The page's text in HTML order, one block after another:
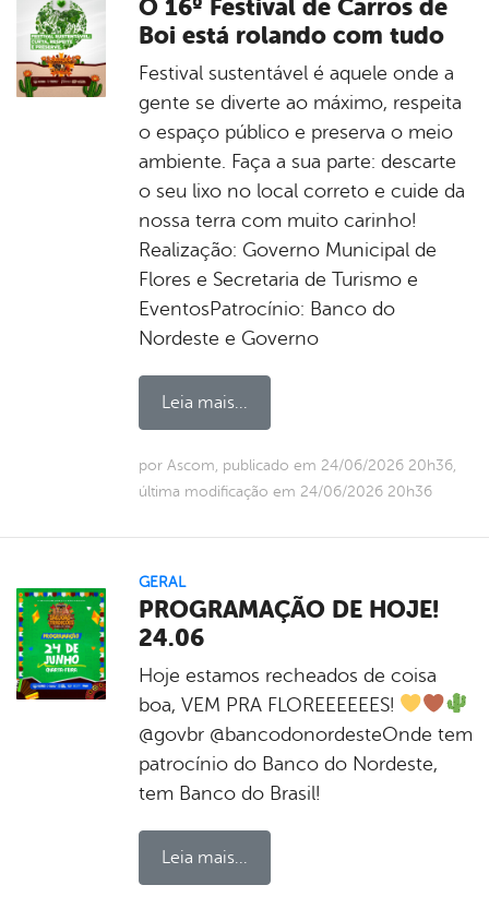
O 16º Festival de Carros de
Boi está rolando com tudo
Festival sustentável é aquele onde a
gente se diverte ao máximo, respeita
o espaço público e preserva o meio
ambiente. Faça a sua parte: descarte
o seu lixo no local correto e cuide da
nossa terra com muito carinho!
Realização: Governo Municipal de
Flores e Secretaria de Turismo e
EventosPatrocínio: Banco do
Nordeste e Governo
Leia mais...
por Ascom, publicado em 24/06/2026 20h36,
última modificação em 24/06/2026 20h36
GERAL
PROGRAMAÇÃO DE HOJE!
24.06
Hoje estamos recheados de coisa
boa, VEM PRA FLOREEEEEES!
@govbr @bancodonordesteOnde tem
patrocínio do Banco do Nordeste,
tem Banco do Brasil!
Leia mais...